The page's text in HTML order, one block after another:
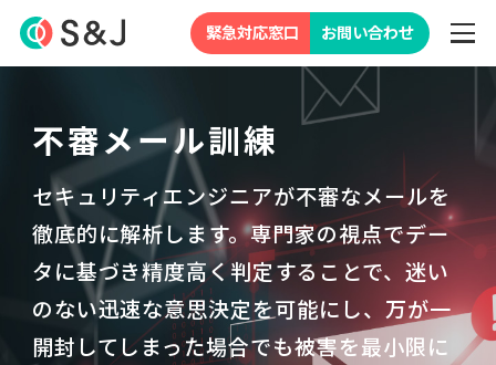
緊急対応窓口 お問い合わせ
不審メール訓練
セキュリティエンジニアが不審なメールを
徹底的に解析します。専門家の視点でデー
タに基づき精度高く判定することで、 迷い
のない迅速な意思決定を可能にし、万が一
開封してしまった場合でも被害を最小限に